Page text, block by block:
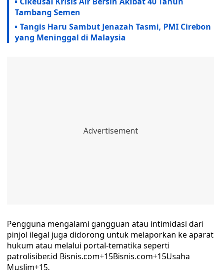
Tambang Semen
Tangis Haru Sambut Jenazah Tasmi, PMI Cirebon
yang Meninggal di Malaysia
Pengguna mengalami gangguan atau intimidasi dari
pinjol ilegal juga didorong untuk melaporkan ke aparat
hukum atau melalui portal-tematika seperti
patrolisiber.id Bisnis.com+15Bisnis.com+15Usaha
Muslim+15.